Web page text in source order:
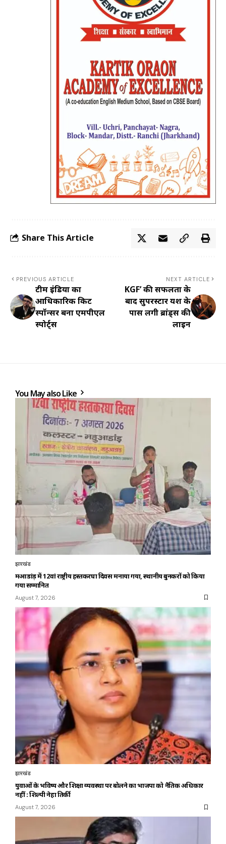
Share This Article
PREVIOUS ARTICLE
टीम इंडिया का
आधिकारिक किट
स्पॉन्सर बना एमपीएल
स्पोर्ट्स
NEXT ARTICLE
KGF’ की सफलता के
बाद सुपरस्टार यश के
पास लगी ब्रांड्स की
लाइन
You May also Like
झारखंड
महुआडांड़ में 12वां राष्ट्रीय हस्तकरघा दिवस मनाया गया, स्थानीय बुनकरों को किया
गया सम्मानित
August 7, 2026
झारखंड
युवाओं के भविष्य और शिक्षा व्यवस्था पर बोलने का भाजपा को नैतिक अधिकार
नहीं : शिल्पी नेहा तिर्की
August 7, 2026